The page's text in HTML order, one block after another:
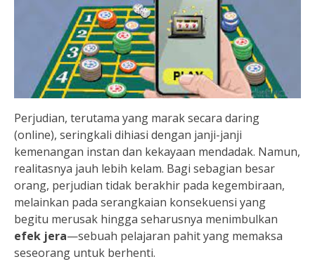
Perjudian, terutama yang marak secara daring
(online), seringkali dihiasi dengan janji-janji
kemenangan instan dan kekayaan mendadak. Namun,
realitasnya jauh lebih kelam. Bagi sebagian besar
orang, perjudian tidak berakhir pada kegembiraan,
melainkan pada serangkaian konsekuensi yang
begitu merusak hingga seharusnya menimbulkan
efek jera—sebuah pelajaran pahit yang memaksa
seseorang untuk berhenti.